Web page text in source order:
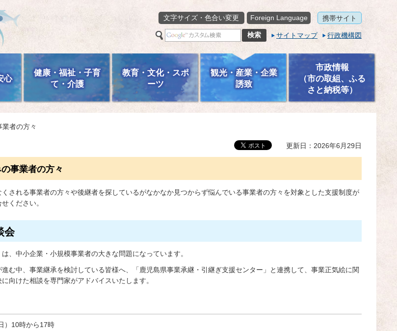
文字サイズ・色合い変更
Foreign Language 携帯サイト
サイトマップ 行政機構図
心
健康・福祉・子育
て・介護
教育・文化・スポ
ーツ
観光・産業・企業
誘致
市政情報
（市の取組、ふる
さと納税等）
者の方々
更新日：2026年6月29日
事業者の方々
される事業者の方々や後継者を探しているがなかなか見つからず悩んでいる事業者の方々を対象とした支援制度が
ください。
会
は、中小企業・小規模事業者の大きな問題になっています。
む中、事業継承を検討している皆様へ、「鹿児島県事業承継・引継ぎ支援センター」と連携して、事業正気絵に関
向けた相談を専門家がアドバイスいたします。
）10時から17時